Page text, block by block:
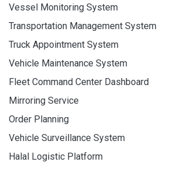
Vessel Monitoring System
Transportation Management System
Truck Appointment System
Vehicle Maintenance System
Fleet Command Center Dashboard
Mirroring Service
Order Planning
Vehicle Surveillance System
Halal Logistic Platform